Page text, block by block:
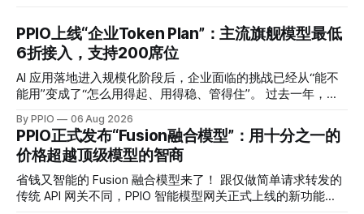
PPIO上线“企业Token Plan”：主流旗舰模型最低
6折接入，支持200席位
AI 应用落地进入规模化阶段后，企业面临的挑战已经从“能不
能用”变成了“怎么用得起、用得稳、管得住”。 过去一年，模
的 AI 预算问题消失。主流可用的模型从三五个变成了十几
个，每家厂商定价体系不同，缓存机制不同，并发限制也不
同。多模型混用的企业团队，往往需要维护多个账户、多套账
单，遇到某个模型价格调整或服务波动时处理起来相当被动。
而现在，PPIO 发布的企业 Token Plan，正是要解决这些问
By PPIO 06 Aug 2026
PPIO正式发布“Fusion融合模型”：用十分之一的
价格超越顶级模型的智商
省钱又智能的 Fusion 融合模型来了！ 跟仅做简单请求转发的
传统 API 网关不同，PPIO 智能模型网关正式上线的新功能